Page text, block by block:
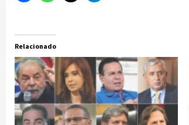
Relacionado